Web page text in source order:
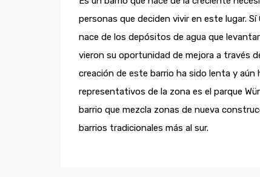
personas que deciden vivir en este lugar.
nace de los depósitos de agua que
vieron su oportunidad de mejora a través
creación de este barrio ha sido lenta y
representativos de la zona es el parque
barrio que mezcla zonas de nueva
barrios tradicionales más al sur.